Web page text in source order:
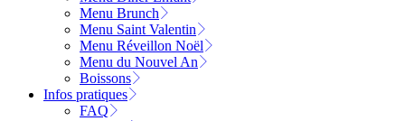
Menu Brunch
Menu Saint Valentin
Menu Réveillon Noël
Menu du Nouvel An
Boissons
Infos pratiques
FAQ